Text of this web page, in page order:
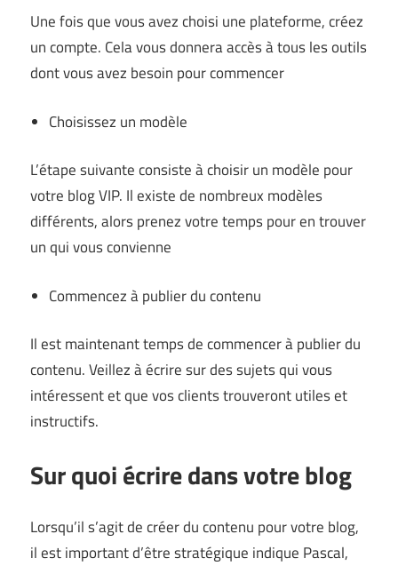
Une fois que vous avez choisi une plateforme, créez
un compte. Cela vous donnera accès à tous les outils
dont vous avez besoin pour commencer
Choisissez un modèle
L’étape suivante consiste à choisir un modèle pour
votre blog VIP. Il existe de nombreux modèles
différents, alors prenez votre temps pour en trouver
un qui vous convienne
Commencez à publier du contenu
Il est maintenant temps de commencer à publier du
contenu. Veillez à écrire sur des sujets qui vous
intéressent et que vos clients trouveront utiles et
instructifs.
Sur quoi écrire dans votre blog
Lorsqu’il s’agit de créer du contenu pour votre blog,
il est important d’être stratégique indique Pascal,